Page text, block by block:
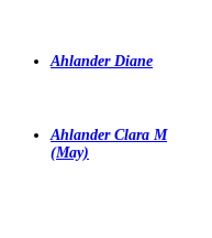
Ahlander Diane
Ahlander Clara M
(May)